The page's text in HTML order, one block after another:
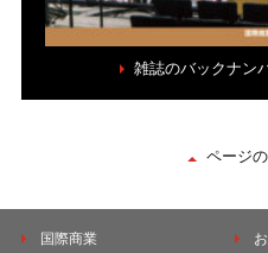
雑誌のバックナン
ページ
国際商業